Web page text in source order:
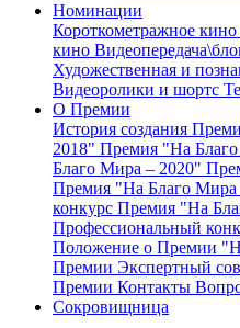
Номинации
Короткометражное кино
кино
Художественная и
Видеоролики и шортс
О Премии
История создания
2018" Премия "На
Благо Мира – 2020"
Премия "На Благо Мира
конкурс Премия "На
Профессиональный
Положение о Премии
Премии Экспертный
Премии Контакты
Сокровищница